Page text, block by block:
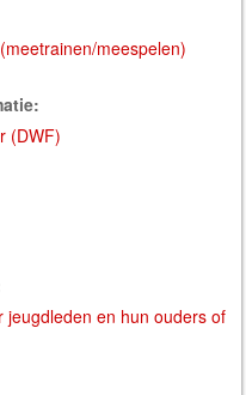
meespelen)
(DWF)
jeugdleden en hun ouders of